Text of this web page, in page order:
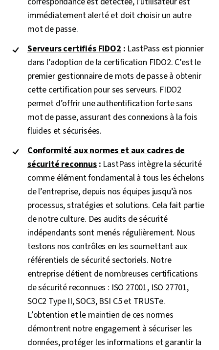
immédiatement alerté et doit choisir un autre
mot de passe.
Serveurs certifiés FIDO2: LastPass est pionnier
dans l’adoption de la certification FIDO2. C’est le
premier gestionnaire de mots de passe à obtenir
cette certification pour ses serveurs. FIDO2
permet d’offrir une authentification forte sans
mot de passe, assurant des connexions à la fois
fluides et sécurisées.
Conformité aux normes et aux cadres de
sécurité reconnus: LastPass intègre la sécurité
comme élément fondamental à tous les échelons
de l’entreprise, depuis nos équipes jusqu’à nos
processus, stratégies et solutions. Cela fait partie
de notre culture. Des audits de sécurité
indépendants sont menés régulièrement. Nous
testons nos contrôles en les soumettant aux
référentiels de sécurité sectoriels. Notre
entreprise détient de nombreuses certifications
de sécurité reconnues : ISO 27001, ISO 27701,
SOC2 Type II, SOC3, BSI C5 et TRUSTe.
L’obtention et le maintien de ces normes
démontrent notre engagement à sécuriser les
données, protéger les informations et garantir la